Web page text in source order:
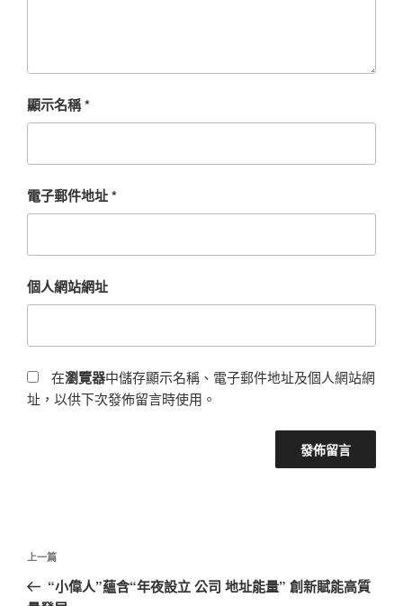
顯示名稱*
電子郵件地址*
個人網站網址
在瀏覽器中儲存顯示名稱、電子郵件地址及個人網站網
址，以供下次發佈留言時使用。
文
導
上
一
上一篇
“小偉人”蘊含“年夜設立 公司 地址能量” 創新賦能高質